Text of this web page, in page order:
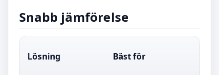
Snabb jämförelse
Lösning Bäst för